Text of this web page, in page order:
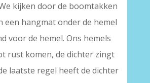
kijken door de boomtakken
een hangmat onder de hemel
voor de hemel. Ons hemels
rust komen, de dichter zingt
laatste regel heeft de dichter